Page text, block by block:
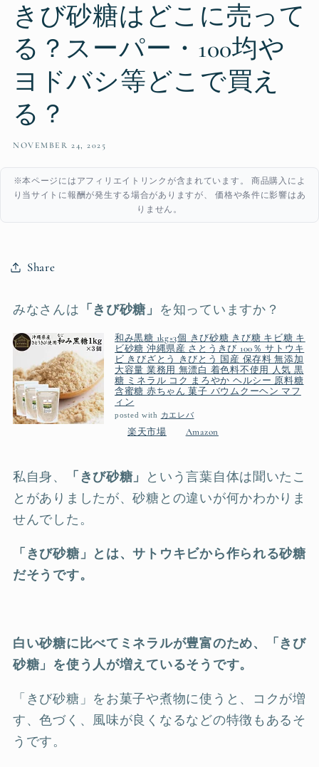
きび砂糖はどこに売って
る？スーパー・100均や
ヨドバシ等どこで買え
る？
NOVEMBER 24, 2025
※本ページにはアフィリエイトリンクが含まれています。 商品購入によ
り当サイトに報酬が発生する場合がありますが、 価格や条件に影響はあ
りません。
Share
みなさんは 「きび砂糖」 を知っていますか？
和み黒糖 1kg×3個 きび砂糖 きび糖 キビ糖 キ
ビ砂糖 沖縄県産 さとうきび 100％ サトウキ
ビ きびざとう きびとう 国産 保存料 無添加
大容量 業務用 無漂白 着色料不使用 人気 黒
糖 ミネラル コク まろやか ヘルシー 原料糖
含蜜糖 赤ちゃん 菓子 バウムクーヘン マフ
ィン
posted with カエレバ
楽天市場 Amazon
私自身、 「きび砂糖」
という言葉自体は聞いたこ
とがありましたが、砂糖との違いが何かわかりま
せんでした。
「きび砂糖」とは、サトウキビから作られる砂糖
だそうです。
白い砂糖に比べてミネラルが豊富のため、「きび
砂糖」を使う人が増えているそうです。
「きび砂糖」をお菓子や煮物に使うと、コクが増
す、色づく、風味が良くなるなどの特徴もあるそ
うです。